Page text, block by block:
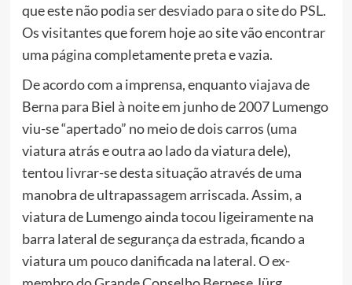
que este não podia ser desviado para o site do PSL.
Os visitantes que forem hoje ao site vão encontrar
uma página completamente preta e vazia.
De acordo com a imprensa, enquanto viajava de
Berna para Biel à noite em junho de 2007 Lumengo
viu-se “apertado” no meio de dois carros (uma
viatura atrás e outra ao lado da viatura dele),
tentou livrar-se desta situação através de uma
manobra de ultrapassagem arriscada. Assim, a
viatura de Lumengo ainda tocou ligeiramente na
barra lateral de segurança da estrada, ficando a
viatura um pouco danificada na lateral. O ex-